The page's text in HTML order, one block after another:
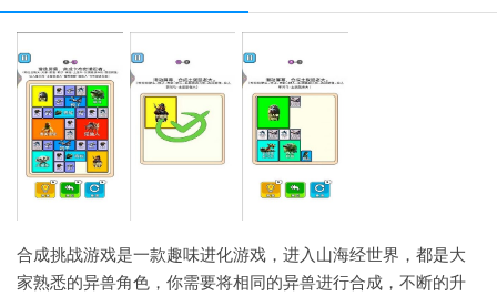
合成挑战游戏是一款趣味进化游戏，进入山海经世界，都是大
家熟悉的异兽角色，你需要将相同的异兽进行合成，不断的升